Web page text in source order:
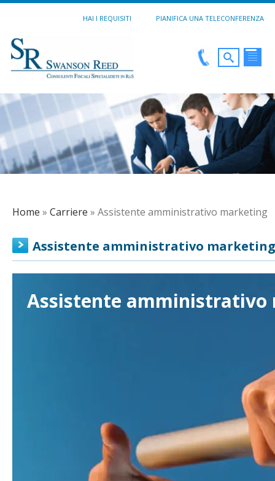
HAI I REQUISITI PIANIFICA UNA TELECONFERENZA
Home » Carriere » Assistente amministrativo marketing
Assistente amministrativo marketing
Assistente amministrativo